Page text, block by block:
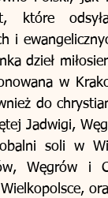
które
i
dzieł
w
do
Jadwigi,
soli w
Węgrów i